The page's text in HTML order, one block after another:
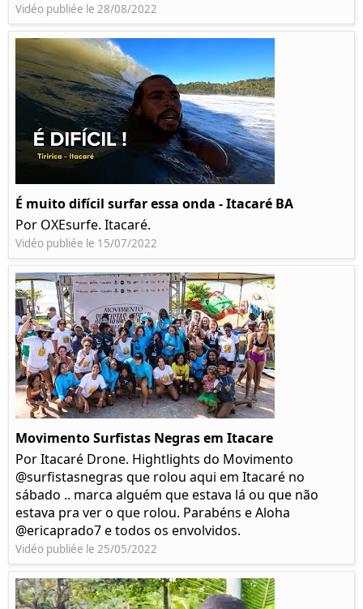
Vidéo publiée le 28/08/2022
É muito difícil surfar essa onda - Itacaré BA
Por OXEsurfe. Itacaré.
Vidéo publiée le 15/07/2022
Movimento Surfistas Negras em Itacare
Por Itacaré Drone. Hightlights do Movimento
@surfistasnegras que rolou aqui em Itacaré no
sábado .. marca alguém que estava lá ou que não
estava pra ver o que rolou. Parabéns e Aloha
@ericaprado7 e todos os envolvidos.
Vidéo publiée le 25/05/2022